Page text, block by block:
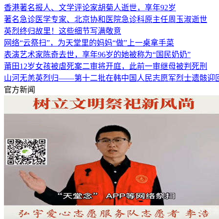
香港著名报人、文学评论家胡菊人逝世，享年92岁
著名急诊医学专家、北京协和医院急诊科原主任周玉淑逝世
英烈终归故里！这些细节写满敬意
网络“云祭扫”，为天堂里的妈妈“做”上一桌拿手菜
表演艺术家陈奇去世，享年96岁的她被称为“国民奶奶”
莆田12岁女孩被虐死案二审将开庭，此前一审继母被判死刑
山河无恙英烈归——第十二批在韩中国人民志愿军烈士遗骸迎
官方新闻